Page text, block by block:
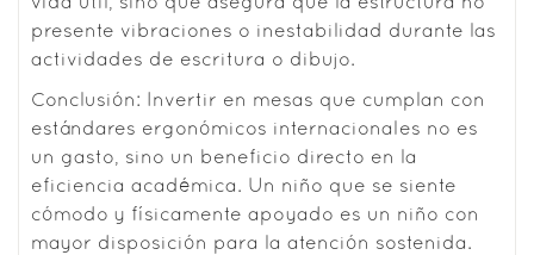
vida útil, sino que asegura que la estructura no
presente vibraciones o inestabilidad durante las
actividades de escritura o dibujo.
Conclusión: Invertir en mesas que cumplan con
estándares ergonómicos internacionales no es
un gasto, sino un beneficio directo en la
eficiencia académica. Un niño que se siente
cómodo y físicamente apoyado es un niño con
mayor disposición para la atención sostenida.